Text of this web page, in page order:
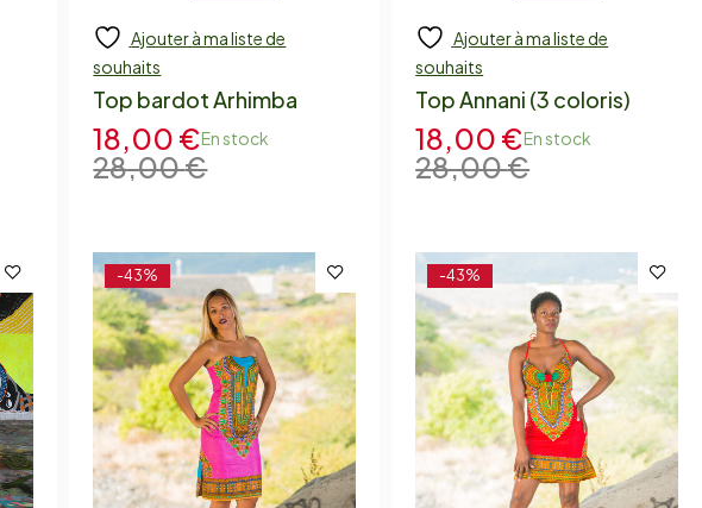
Ajouter à ma liste de
souhaits
Top bardot Arhimba
28,00€
18,00 €En stock
Ajouter à ma liste de
souhaits
Top Annani (3 coloris)
28,00€
18,00 €En stock
-43% -43%